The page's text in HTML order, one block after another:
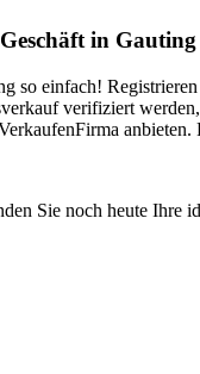
in Gauting
so einfach!
verifiziert
Sie noch heute Ihre